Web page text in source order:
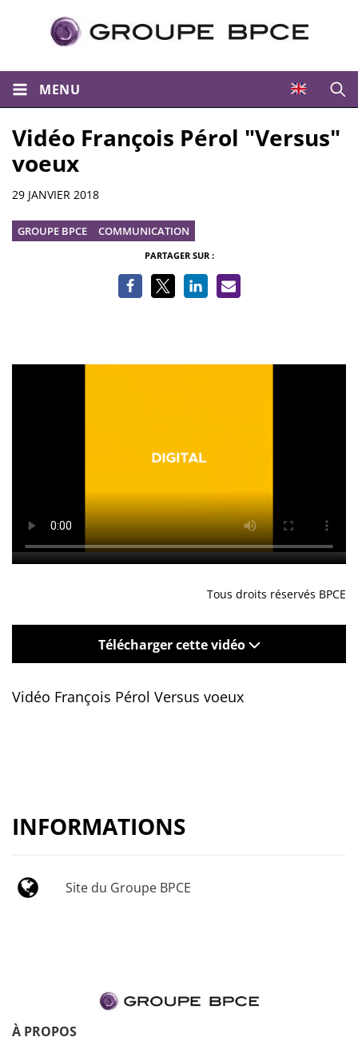
MENU
Vidéo François Pérol "Versus"
voeux
Informations
29 JANVIER 2018
GROUPE BPCE COMMUNICATION
PARTAGER SUR :
Tous droits réservés BPCE
Télécharger cette vidéo
Vidéo François Pérol Versus voeux
INFORMATIONS
Site du Groupe BPCE
À PROPOS